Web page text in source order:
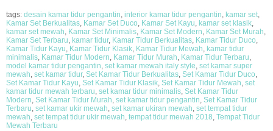
tags: desain kamar tidur pengantin, interior kamar tidur pengantin, kamar set,
Kamar Set Berkualitas, Kamar Set Duco, Kamar Set Kayu, kamar set klasik,
kamar set mewah, Kamar Set Minimalis, Kamar Set Modern, Kamar Set Murah,
Kamar Set Terbaru, kamar tidur, Kamar Tidur Berkualitas, Kamar Tidur Duco,
Kamar Tidur Kayu, Kamar Tidur Klasik, Kamar Tidur Mewah, kamar tidur
minimalis, Kamar Tidur Modern, Kamar Tidur Murah, Kamar Tidur Terbaru,
model kamar tidur pengantin, set kamar mewah italy style, set kamar super
mewah, set kamar tidur, Set Kamar Tidur Berkualitas, Set Kamar Tidur Duco,
Set Kamar Tidur Kayu, Set Kamar Tidur Klasik, Set Kamar Tidur Mewah, set
kamar tidur mewah terbaru, set kamar tidur minimalis, Set Kamar Tidur
Modern, Set Kamar Tidur Murah, set kamar tidur pengantin, Set Kamar Tidur
Terbaru, set kamar ukir mewah, set kamar ukiran mewah, set tempat tidur
mewah, set tempat tidur ukir mewah, tempat tidur mewah 2018, Tempat Tidur
Mewah Terbaru